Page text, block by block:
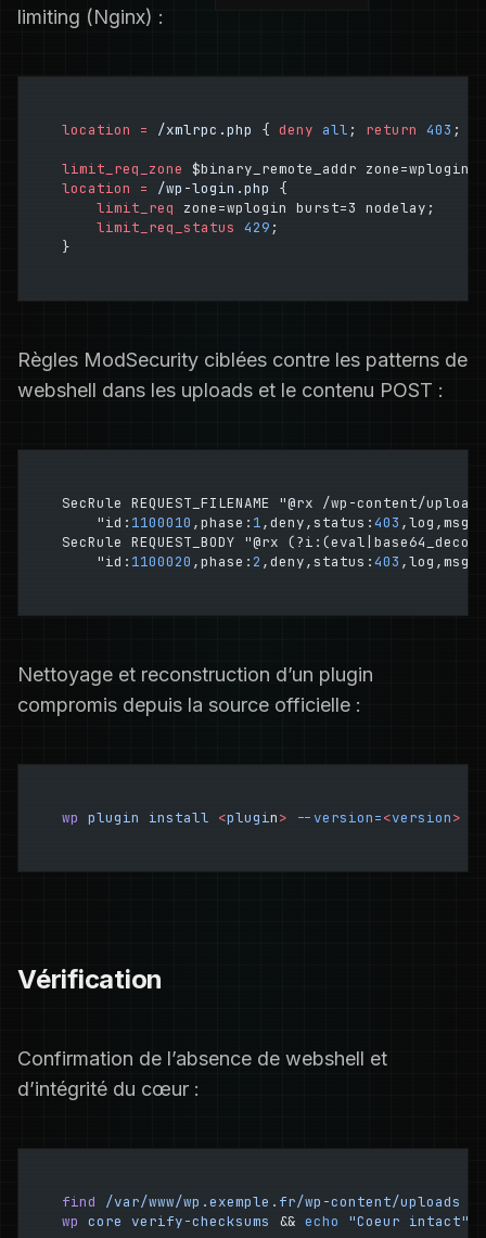
limiting (Nginx) :
location = /xmlrpc.php { deny all ; return 403 ; }
limit_req_zone $binary_remote_addr
location
= /wp-login.php {
    limit_req
zone=wplogin burst=3 nodelay;
    limit_req_status
429 ;
}
Règles ModSecurity ciblées contre les patterns de
webshell dans les uploads et le contenu POST :
SecRule REQUEST_FILENAME "@rx /wp-content/
    "id:
1100010 ,phase: 1,deny,status:403
SecRule REQUEST_BODY "@rx
    "id:
1100020 ,phase: 2 ,deny,status:403
Nettoyage et reconstruction d’un plugin
compromis depuis la source officielle :
wp plugin install <plugin> --version=<version>
Vérification
Confirmation de l’absence de webshell et
d’intégrité du cœur :
find /var/www/wp.exemple.fr/wp-content/uploads
wp core verify-checksums && echo "Coeur intact"